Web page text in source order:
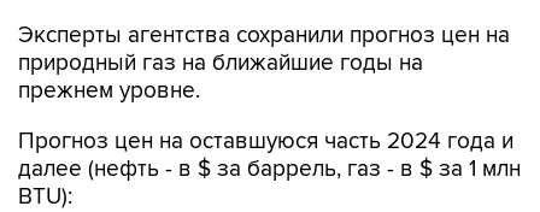
Эксперты агентства сохранили прогноз цен на
природный газ на ближайшие годы на
прежнем уровне.
Прогноз цен на оставшуюся часть 2024 года и
далее (нефть - в $ за баррель, газ - в $ за 1 млн
BTU):